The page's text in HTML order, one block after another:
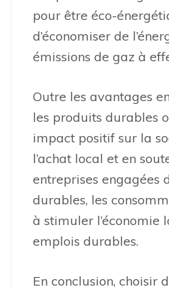
pour être éco-
d’économiser de
émissions de gaz à
Outre les avantages
les produits durables
impact positif sur la
l’achat local et en
entreprises engagées
durables, les
à stimuler l’économie
emplois durables.
En conclusion, choisir